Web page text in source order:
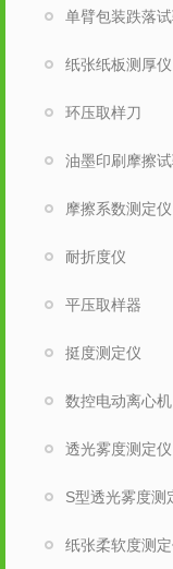
单臂包装跌落
纸张纸板测厚仪
环压取样刀
油墨印刷摩擦
摩擦系数测定仪
耐折度仪
平压取样器
挺度测定仪
数控电动离心机
透光雾度测定仪
S型透光雾度测
纸张柔软度测